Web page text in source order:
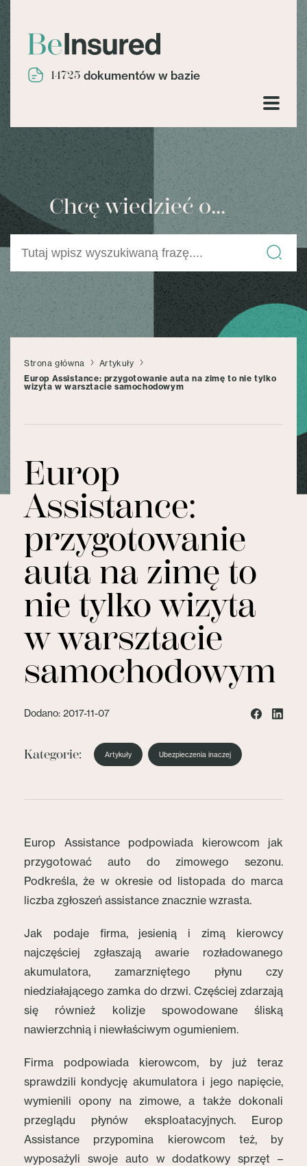
14725 dokumentów w bazie
Chcę wiedzieć o...
Strona główna
Artykuły
Europ Assistance: przygotowanie auta na zimę to nie tylko
wizyta w warsztacie samochodowym
Europ
Assistance:
przygotowanie
auta na zimę to
nie tylko wizyta
w warsztacie
samochodowym
Dodano: 2017-11-07
Kategorie: Artykuły Ubezpieczenia inaczej
Europ Assistance podpowiada kierowcom jak
przygotować auto do zimowego sezonu.
Podkreśla, że w okresie od listopada do marca
liczba zgłoszeń assistance znacznie wzrasta.
Jak podaje firma, jesienią i zimą kierowcy
najczęściej zgłaszają awarie rozładowanego
akumulatora, zamarzniętego płynu czy
niedziałającego zamka do drzwi. Częściej zdarzają
się również kolizje spowodowane śliską
nawierzchnią i niewłaściwym ogumieniem.
Firma podpowiada kierowcom, by już teraz
sprawdzili kondycję akumulatora i jego napięcie,
wymienili opony na zimowe, a także dokonali
przeglądu płynów eksploatacyjnych. Europ
Assistance przypomina kierowcom też, by
wyposażyli swoje auto w dodatkowy sprzęt –